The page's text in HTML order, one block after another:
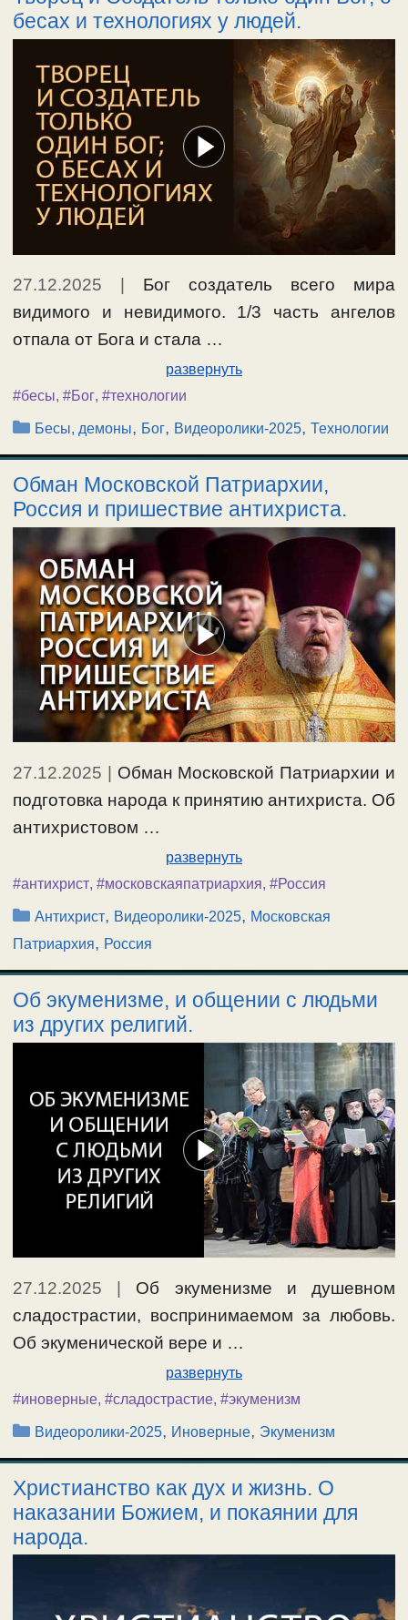
бесах и технологиях у людей.
27.12.2025
Бог создатель всего мира
видимого и невидимого. 1/3 часть ангелов
отпала от Бога и стала …
развернуть
#бесы, #Бог, #технологии
Рубрики
Бесы, демоны, Бог, Видеоролики-2025,Технологии
Обман Московской Патриархии,
Россия и пришествие антихриста.
27.12.2025
Обман Московской Патриархии и
подготовка народа к принятию антихриста. Об
антихристовом …
развернуть
#антихрист, #московскаяпатриархия, #Россия
Рубрики
Антихрист, Видеоролики-2025, Московская
Патриархия, Россия
Об экуменизме, и общении с людьми
из других религий.
27.12.2025 | Об экуменизме и душевном
сладострастии, воспринимаемом за любовь.
Об экуменической вере и …
развернуть
#иноверные, #сладострастие, #экуменизм
Рубрики
Видеоролики-2025, Иноверные, Экуменизм
Христианство как дух и жизнь. О
наказании Божием, и покаянии для
народа.